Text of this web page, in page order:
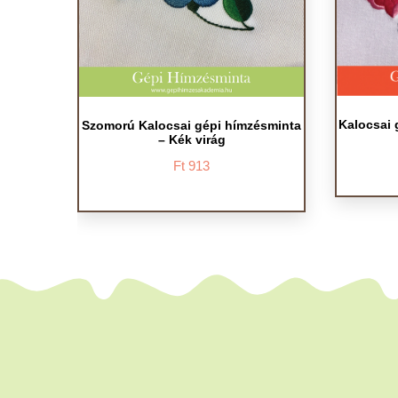
Szomorú Kalocsai gépi hímzésminta
– Kék virág
Ft 913
variációja
Kalocsai